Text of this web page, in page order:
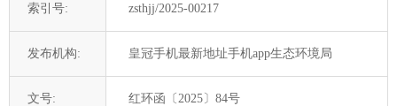
索引号: zsthjj/2025-00217
发布机构: 皇冠手机最新地址手机app生态环境局
文号: 红环函〔2025〕84号